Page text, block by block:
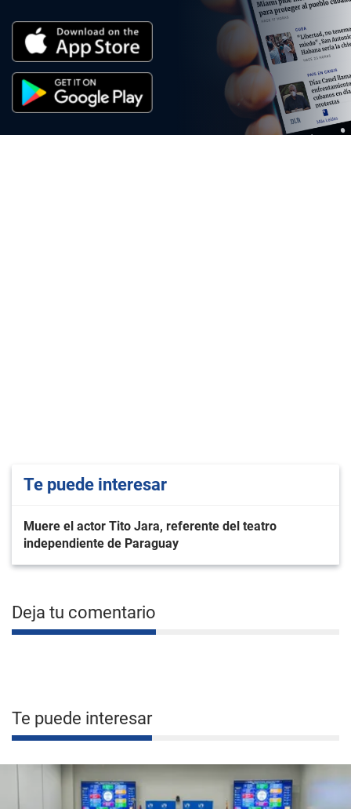
Te puede interesar
Muere el actor Tito Jara, referente del teatro
independiente de Paraguay
Deja tu comentario
Te puede interesar